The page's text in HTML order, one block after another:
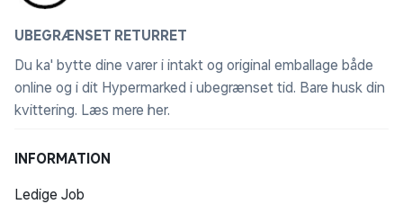
UBEGRÆNSET RETURRET
Du ka' bytte dine varer i intakt og original emballage både
online og i dit Hypermarked i ubegrænset tid. Bare husk din
kvittering. Læs mere her.
INFORMATION
Ledige Job